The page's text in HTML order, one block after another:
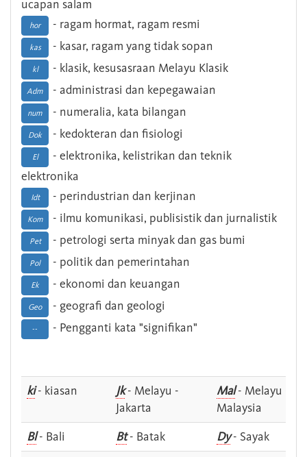
ucapan salam
hor - ragam hormat, ragam resmi
kas - kasar, ragam yang tidak sopan
kl - klasik, kesusasraan Melayu Klasik
Adm - administrasi dan kepegawaian
num - numeralia, kata bilangan
Dok - kedokteran dan fisiologi
El
- elektronika, kelistrikan dan teknik
elektronika
Idt - perindustrian dan kerjinan
Kom - ilmu komunikasi, publisistik dan jurnalistik
Pet - petrologi serta minyak dan gas bumi
Pol - politik dan pemerintahan
Ek - ekonomi dan keuangan
Geo - geografi dan geologi
-- - Pengganti kata "signifikan"
ki- kiasan Jk- Melayu -
Jakarta
Mal- Melayu -
Malaysia
Bl- Bali Bt- Batak Dy- Sayak